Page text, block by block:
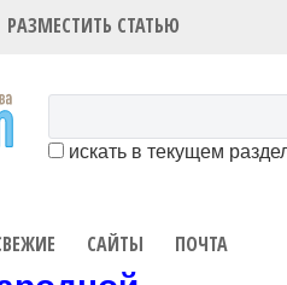
РАЗМЕСТИТЬ СТАТЬЮ
искать в текущем
САЙТЫ ПОЧТА